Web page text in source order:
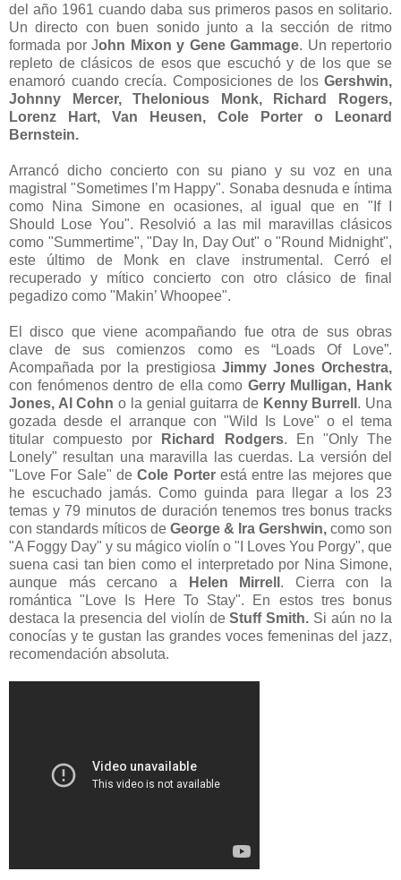
del año 1961 cuando daba sus primeros pasos en solitario.
Un directo con buen sonido junto a la sección de ritmo
formada por John Mixon y Gene Gammage. Un repertorio
repleto de clásicos de esos que escuchó y de los que se
enamoró cuando crecía. Composiciones de los Gershwin,
Johnny Mercer, Thelonious Monk, Richard Rogers,
Lorenz Hart, Van Heusen, Cole Porter o Leonard
Bernstein.
Arrancó dicho concierto con su piano y su voz en una
magistral "Sometimes I’m Happy". Sonaba desnuda e íntima
como Nina Simone en ocasiones, al igual que en "If I
Should Lose You". Resolvió a las mil maravillas clásicos
como "Summertime", "Day In, Day Out" o "Round Midnight",
este último de Monk en clave instrumental. Cerró el
recuperado y mítico concierto con otro clásico de final
pegadizo como "Makin’ Whoopee".
El disco que viene acompañando fue otra de sus obras
clave de sus comienzos como es “Loads Of Love”.
Acompañada por la prestigiosa Jimmy Jones Orchestra,
con fenómenos dentro de ella como Gerry Mulligan, Hank
Jones, Al Cohn o la genial guitarra de Kenny Burrell . Una
gozada desde el arranque con "Wild Is Love" o el tema
titular compuesto por
Richard Rodgers. En "Only The
Lonely" resultan una maravilla las cuerdas. La versión del
"Love For Sale" deCole Porterestá entre las mejores que
he escuchado jamás. Como guinda para llegar a los 23
temas y 79 minutos de duración tenemos tres bonus tracks
con standards míticos de George & Ira Gershwin, como son
"A Foggy Day" y su mágico violín o "I Loves You Porgy", que
suena casi tan bien como el interpretado por Nina Simone,
aunque más cercano a
Helen Mirrell . Cierra con la
romántica "Love Is Here To Stay". En estos tres bonus
destaca la presencia del violín deStuff Smith. Si aún no la
conocías y te gustan las grandes voces femeninas del jazz,
recomendación absoluta.